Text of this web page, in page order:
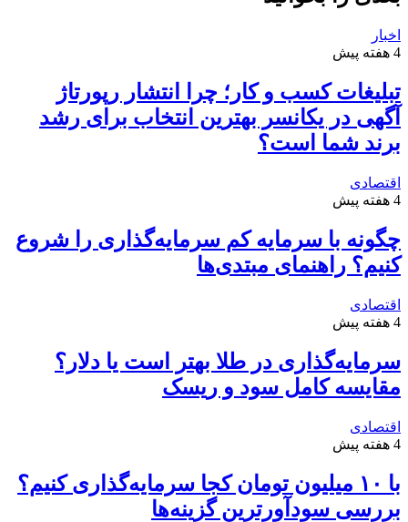
اخبار
4 هفته پیش
تبلیغات کسب و کار؛ چرا انتشار رپورتاژ
آگهی در یکانسر بهترین انتخاب برای رشد
برند شما است؟
اقتصادی
4 هفته پیش
چگونه با سرمایه کم سرمایه‌گذاری را شروع
کنیم؟ راهنمای مبتدی‌ها
اقتصادی
4 هفته پیش
سرمایه‌گذاری در طلا بهتر است یا دلار؟
مقایسه کامل سود و ریسک
اقتصادی
4 هفته پیش
با ۱۰ میلیون تومان کجا سرمایه‌گذاری کنیم؟
بررسی سودآورترین گزینه‌ها